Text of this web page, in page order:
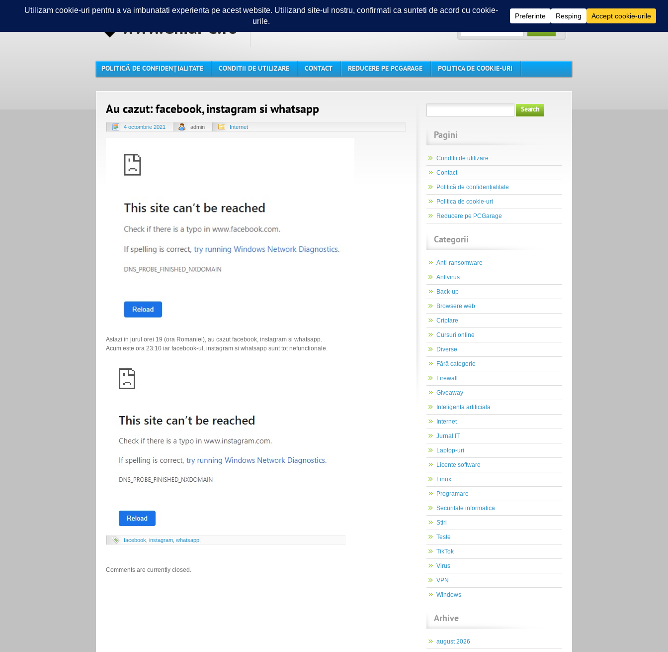
www.GhidPC.ro Ghidul tau in lumea PC-urilor
POLITICĂ DE CONFIDENȚIALITATE CONDITII DE UTILIZARE CONTACT REDUCERE PE PCGARAGE POLITICA DE COOKIE-URI
Au cazut: facebook, instagram si whatsapp
4 octombrie 2021 admin Internet
Astazi in jurul orei 19 (ora Romaniei), au cazut facebook, instagram si whatsapp.
Acum este ora 23:10 iar facebook-ul, instagram si whatsapp sunt tot nefunctionale.
facebook instagram whatsapp
Comments are currently closed.
Search
Pagini
Conditii de utilizare
Contact
Politică de confidențialitate
Politica de cookie-uri
Reducere pe PCGarage
Categorii
Anti-ransomware
Antivirus
Back-up
Browsere web
Criptare
Cursuri online
Diverse
Fără categorie
Firewall
Giveaway
Inteligenta artificiala
Internet
Jurnal IT
Laptop-uri
Licente software
Linux
Programare
Securitate informatica
Stiri
Teste
TikTok
Virus
VPN
Windows
Arhive
august 2026